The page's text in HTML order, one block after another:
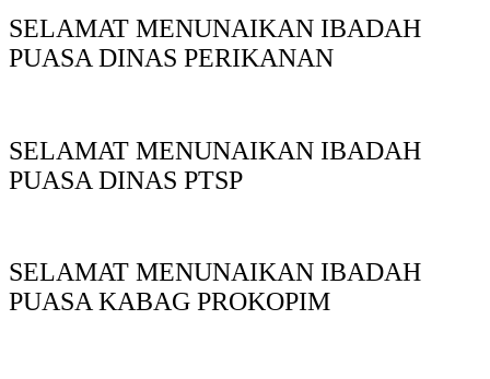
SELAMAT MENUNAIKAN IBADAH
PUASA DINAS PERIKANAN
SELAMAT MENUNAIKAN IBADAH
PUASA DINAS PTSP
SELAMAT MENUNAIKAN IBADAH
PUASA KABAG PROKOPIM